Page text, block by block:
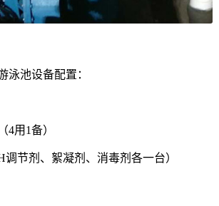
泳池设备配置：
4用 1备）
调节剂、絮凝剂、消毒剂各一台）